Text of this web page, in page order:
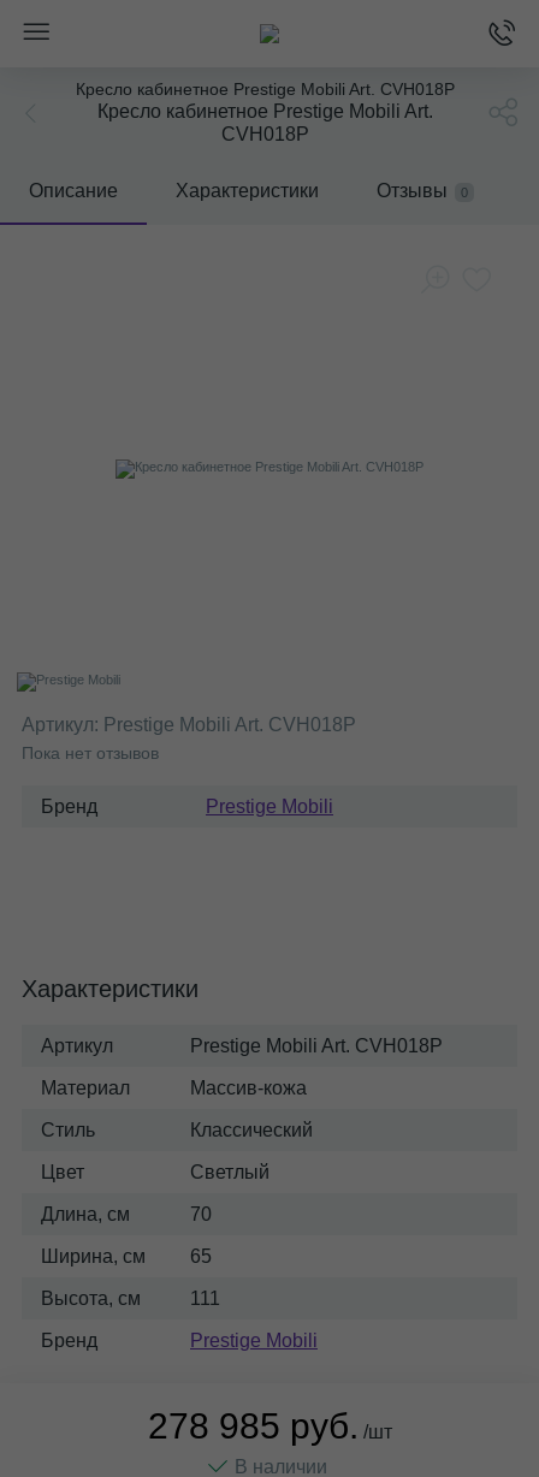
Кресло кабинетное Prestige Mobili Art. CVH018P
Кресло кабинетное Prestige Mobili Art.
CVH018P
Описание Характеристики Отзывы 0
Артикул: Prestige Mobili Art. CVH018P
Пока нет отзывов
Бренд Prestige Mobili
Характеристики
Артикул Prestige Mobili Art. CVH018P
Материал Массив-кожа
Стиль Классический
Цвет Светлый
Длина, см 70
Ширина, см 65
Высота, см 111
Бренд Prestige Mobili
278 985 руб. /шт
В наличии